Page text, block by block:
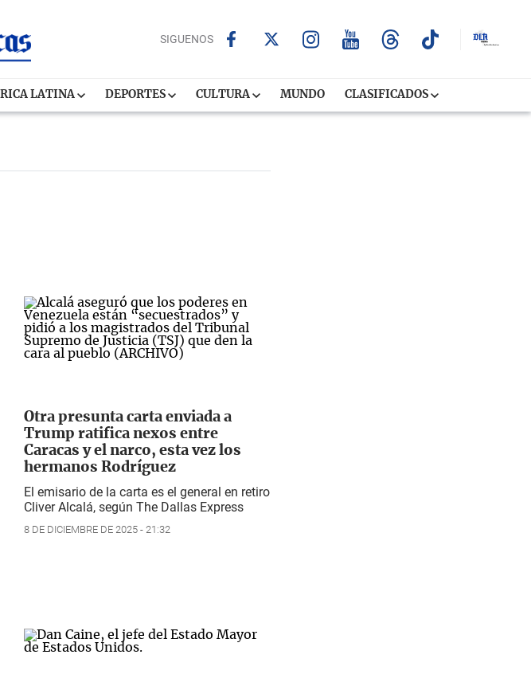
SIGUENOS
LATINA DEPORTES CULTURA MUNDO CLASIFICADOS
Otra presunta carta enviada a
Trump ratifica nexos entre
Caracas y el narco, esta vez los
hermanos Rodríguez
El emisario de la carta es el general en retiro
Cliver Alcalá, según The Dallas Express
8 DE DICIEMBRE DE 2025 - 21:32